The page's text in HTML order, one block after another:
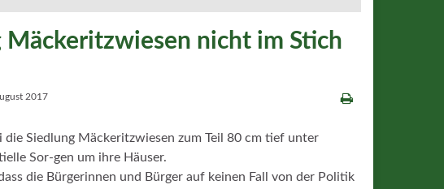
Mäckeritzwiesen nicht im Stich
2017
die Siedlung Mäckeritzwiesen zum Teil 80 cm tief unter
Sor-gen um ihre Häuser.
die Bürgerinnen und Bürger auf keinen Fall von der Politik